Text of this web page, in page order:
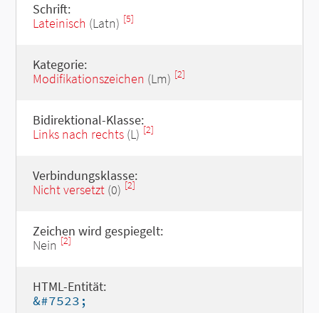
Schrift:
Lateinisch (Latn) [5]
Kategorie:
Modifikationszeichen (Lm) [2]
Bidirektional-Klasse:
Links nach rechts(L) [2]
Verbindungsklasse:
Nicht versetzt(0) [2]
Zeichen wird gespiegelt:
Nein [2]
HTML-Entität:
&#7523;